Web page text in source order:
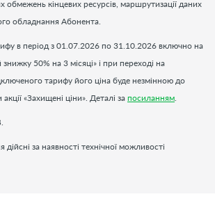
обмежень кінцевих ресурсів, маршрутизації даних
обладнання Абонента.
в період з 01.07.2026 по 31.10.2026 включно на
50% на 3 місяці» і при переході на
тарифу його ціна буде незмінною до
«Захищені ціни». Деталі за посиланням
за наявності технічної можливості